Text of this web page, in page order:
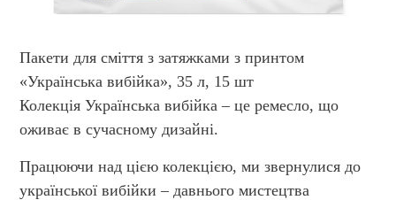
Пакети для сміття з затяжками з принтом
«Українська вибійка», 35 л, 15 шт
Колекція Українська вибійка – це ремесло, що
оживає в сучасному дизайні.
Працюючи над цією колекцією, ми звернулися до
української вибійки – давнього мистецтва